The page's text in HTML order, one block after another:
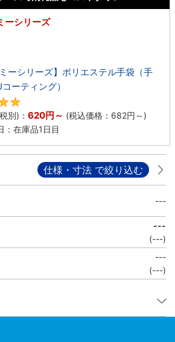
ーシリーズ
ミーシリーズ】ポリエステル手袋（手
ーティング）
別)： 620円 ～ (税込価格： 682円 ～)
：在庫品1日目
仕様・寸法 で絞り込む
---
---
(---)
---
(---)